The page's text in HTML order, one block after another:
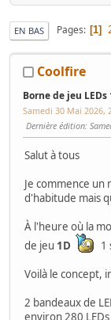
EN BAS Pages 1
Coolfire
Borne de jeu LEDs
Samedi 30 Mai 2026,
Dernière édition:
Salut à tous
Je commence
d'habitude mais
À l'heure où la
de jeu 1D
1
Voilà le concept,
2 bandeaux de
environ 280